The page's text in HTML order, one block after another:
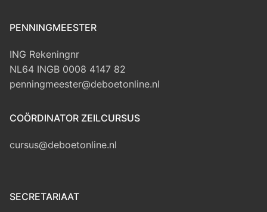
PENNINGMEESTER
ING Rekeningnr
NL64 INGB 0008 4147 82
penningmeester@deboetonline.nl
COÖRDINATOR ZEILCURSUS
cursus@deboetonline.nl
SECRETARIAAT